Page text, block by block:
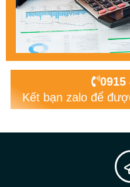
0915
Kết bạn zalo để